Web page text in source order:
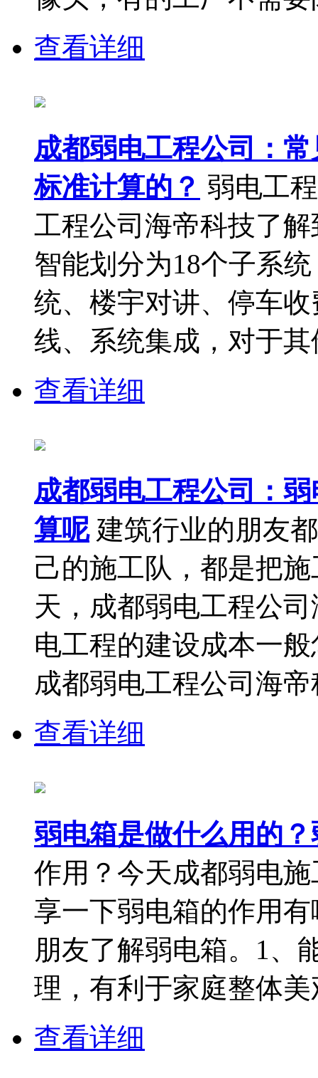
查看详细
成都弱电工程公司：
标准计算的？ 弱电工
工程公司海帝科技了
智能划分为18个子系
统、楼宇对讲、停车
线、系统集成，对于
查看详细
成都弱电工程公司：
算呢 建筑行业的朋友
己的施工队，都是把
天，成都弱电工程公
电工程的建设成本一
成都弱电工程公司海帝
查看详细
弱电箱是做什么用的
作用？今天成都弱电
享一下弱电箱的作用
朋友了解弱电箱。1、
理，有利于家庭整体
查看详细